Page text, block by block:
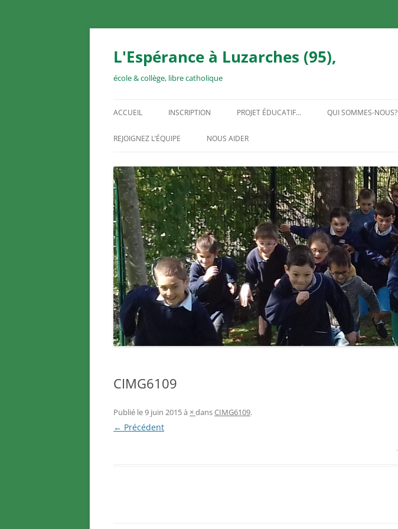
Aller
L'Espérance à Luzarches (95),
école & collège, libre catholique
ACCUEIL INSCRIPTION PROJET ÉDUCATIF… QUI SOMMES-NOUS?
REJOIGNEZ L’ÉQUIPE NOUS AIDER
CIMG6109
Publié le9 juin 2015à ×dansCIMG6109.
← Précédent